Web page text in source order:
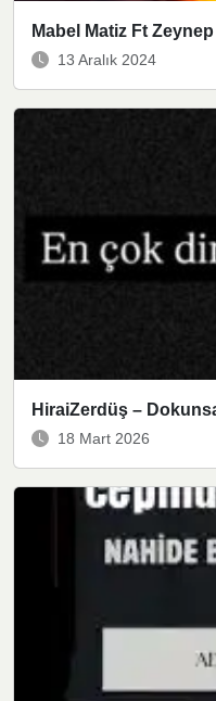
Mabel Matiz Ft
13 Aralık 2024
HiraiZerdüş –
18 Mart 2026